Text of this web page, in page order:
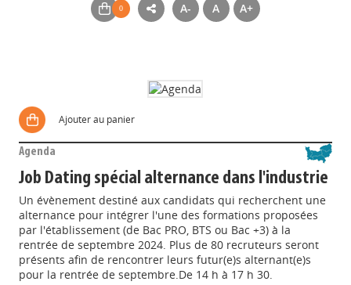
A- A A+
Ajouter au panier
Agenda
Job Dating spécial alternance dans l'industrie
Un évènement destiné aux candidats qui recherchent une
alternance pour intégrer l'une des formations proposées
par l'établissement (de Bac PRO, BTS ou Bac +3) à la
rentrée de septembre 2024. Plus de 80 recruteurs seront
présents afin de rencontrer leurs futur(e)s alternant(e)s
pour la rentrée de septembre.De 14 h à 17 h 30.